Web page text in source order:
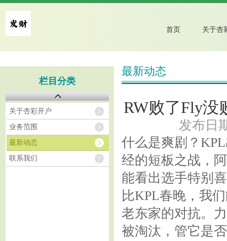
首页
栏目分类
关于杏彩开户
业务范围
最新动态
联系我们
最新动态
RW败了Fly没
发布日
什么是爽剧？
经的短板之战，
能看出选手特别
比KPL春晚，我
老东家的对抗。
被淘汰，管它是